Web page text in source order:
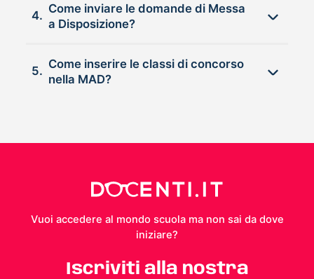
4.
Come inviare le domande di Messa
a Disposizione?
5.
Come inserire le classi di concorso
nella MAD?
Vuoi accedere al mondo scuola ma non sai da dove
iniziare?
Iscriviti alla nostra